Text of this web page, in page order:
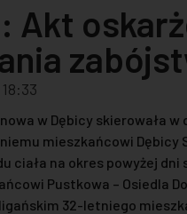
Akt
18:33
w Dębicy skierowała w
mieszkańcowi Dębicy
ciała na okres powyżej
Pustkowa – Osiedla
32-letniego